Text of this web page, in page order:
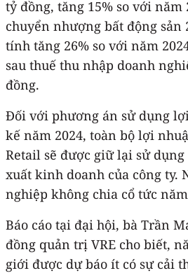
tỷ đồng, tăng 15% so với năm
chuyển nhượng bất động sản
tính tăng 26% so với năm
sau thuế thu nhập doanh
đồng.
Đối với phương án sử dụng
kế năm 2024, toàn bộ lợi
Retail sẽ được giữ lại sử dụng
xuất kinh doanh của công ty.
nghiệp không chia cổ tức
Báo cáo tại đại hội, bà Trần
đồng quản trị VRE cho biết,
giới được dự báo ít có sự cải